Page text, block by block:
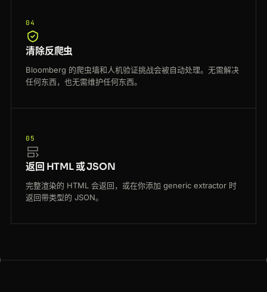
04
清除反爬虫
Bloomberg 的爬虫墙和人机验证挑战会被自动处理。无需解决
任何东西，也无需维护任何东西。
05
返回 HTML 或 JSON
完整渲染的 HTML 会返回，或在你添加 generic extractor 时
返回带类型的 JSON。